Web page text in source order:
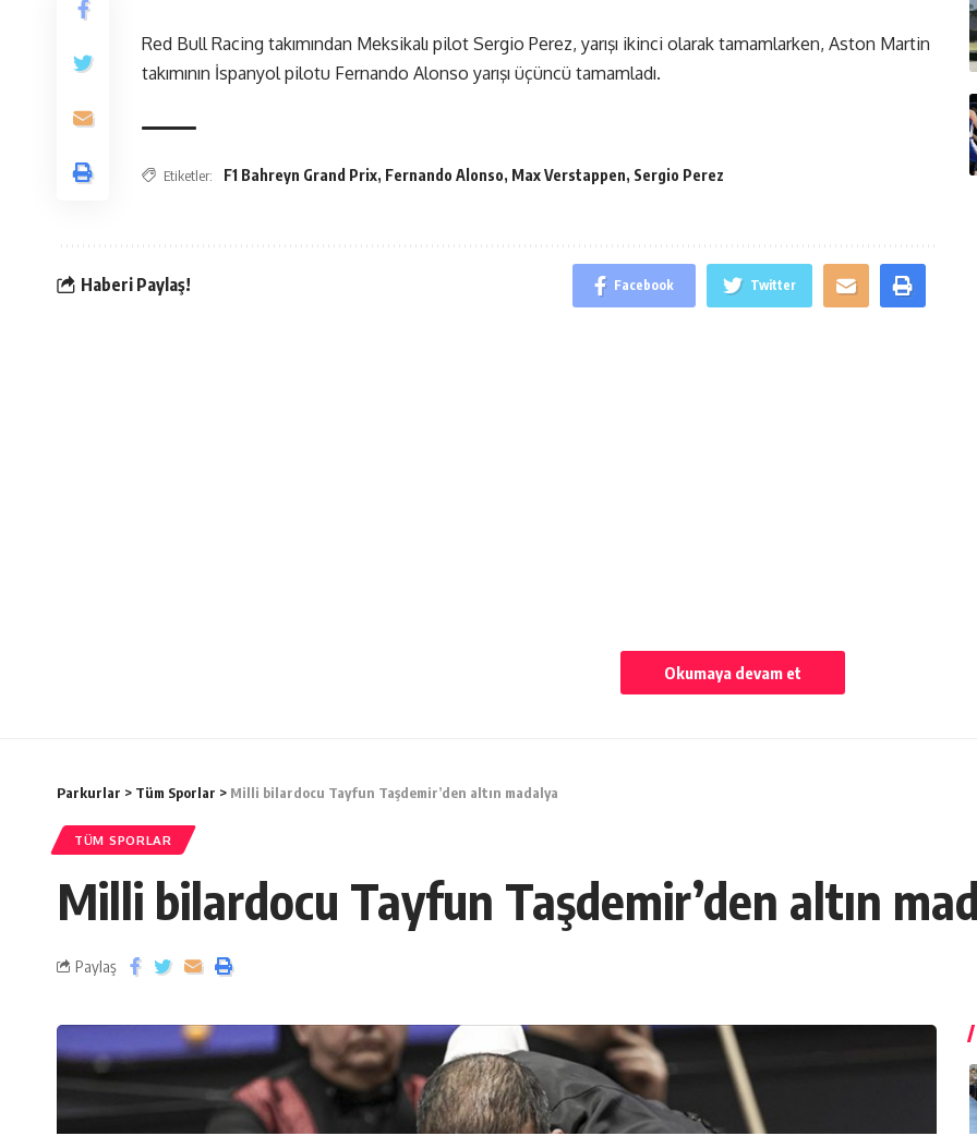
Red Bull Racing takımından Meksikalı pilot Sergio Perez, yarışı ikinci olarak tamamlarken, Aston Martin
takımının İspanyol pilotu Fernando Alonso yarışı üçüncü tamamladı.
Etiketler: F1 Bahreyn Grand Prix, Fernando Alonso, Max Verstappen, Sergio Perez
Haberi Paylaş! Facebook Twitter
Okumaya devam et
Parkurlar > Tüm Sporlar > Milli bilardocu Tayfun Taşdemir’den altın madalya
TÜM SPORLAR
Milli bilardocu Tayfun Taşdemir’den altın
Paylaş